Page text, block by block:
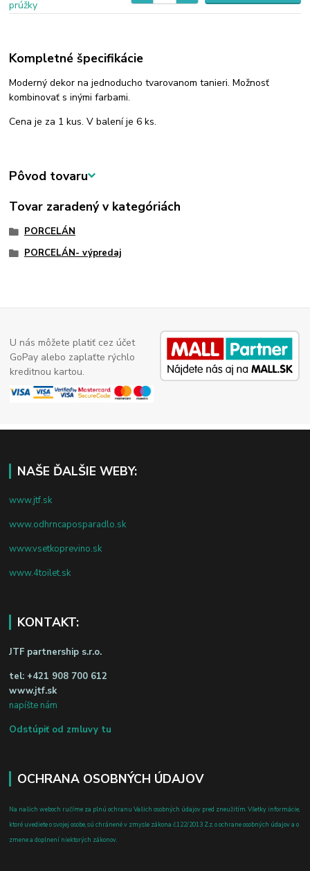
Kompletné špecifikácie
Moderný dekor na jednoducho tvarovanom tanieri. Možnosť
kombinovať s inými farbami.
Cena je za 1 kus. V balení je 6 ks.
Pôvod tovaru
Tovar zaradený v kategóriách
PORCELÁN
PORCELÁN- výpredaj
U nás môžete platiť cez účet
GoPay alebo zaplaťte rýchlo
kreditnou kartou.
NAŠE ĎALŠIE WEBY:
www.jtf.sk
www.odhrncaposparadlo.sk
www.vsetkoprevino.sk
www.4toilet.sk
KONTAKT:
JTF partnership s.r.o.
tel: +421 908 700 612
www.jtf.sk
napíšte nám
Odstúpiť od zmluvy tu
OCHRANA OSOBNÝCH ÚDAJOV
Na našich weboch ručíme za plnú ochranu Vašich osobných údajov pred zneužitím. Všetky informácie,
ktoré uvediete o svojej osobe, sú chránené v zmysle zákona č.122/2013 Z.z. o ochrane osobných údajov a o
zmene a doplnení niektorých zákonov.